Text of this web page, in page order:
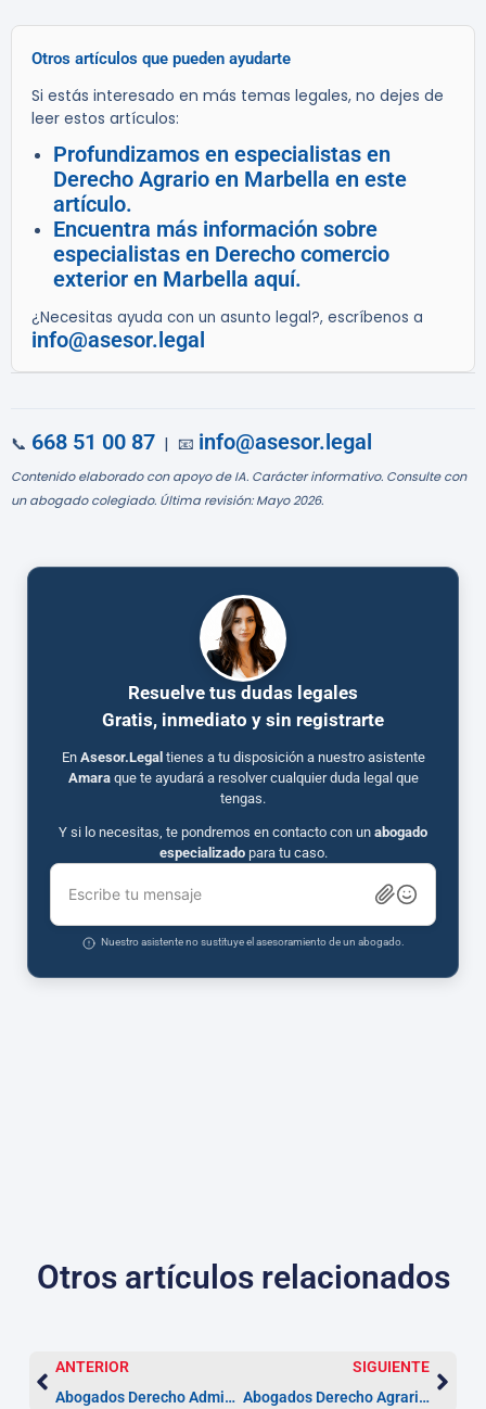
Otros artículos que pueden ayudarte
Si estás interesado en más temas legales, no dejes de
leer estos artículos:
Profundizamos en especialistas en
Derecho Agrario en Marbella en este
artículo.
Encuentra más información sobre
especialistas en Derecho comercio
exterior en Marbella aquí.
¿Necesitas ayuda con un asunto legal?, escríbenos a
info@asesor.legal
📞 668 51 00 87 | 📧 info@asesor.legal
Contenido elaborado con apoyo de IA. Carácter informativo. Consulte con
un abogado colegiado. Última revisión: Mayo 2026.
Resuelve tus dudas legales
Gratis, inmediato y sin registrarte
En Asesor.Legal tienes a tu disposición a nuestro asistente
Amaraque te ayudará a resolver cualquier duda legal que
tengas.
Y si lo necesitas, te pondremos en contacto con un abogado
especializadopara tu caso.
Escribe tu mensaje
Nuestro asistente no sustituye el asesoramiento de un abogado.
Otros artículos relacionados
ANTERIOR
Abogados Derecho Administrativo en Marbella | plazos y pasos
SIGUIENTE
Abogados Derecho Agrario Marbella | Trámites en 3 meses